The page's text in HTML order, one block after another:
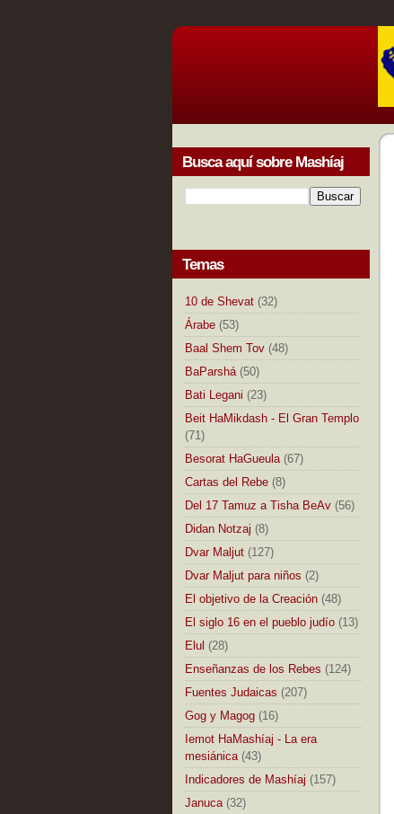
Busca aquí sobre Mashíaj
Temas
10 de Shevat (32)
Árabe (53)
Baal Shem Tov (48)
BaParshá (50)
Bati Legani (23)
Beit HaMikdash - El Gran Templo
(71)
Besorat HaGueula (67)
Cartas del Rebe (8)
Del 17 Tamuz a Tisha BeAv (56)
Didan Notzaj (8)
Dvar Maljut (127)
Dvar Maljut para niños (2)
El objetivo de la Creación (48)
El siglo 16 en el pueblo judío (13)
Elul (28)
Enseñanzas de los Rebes (124)
Fuentes Judaicas (207)
Gog y Magog (16)
Iemot HaMashíaj - La era
mesiánica (43)
Indicadores de Mashíaj (157)
Januca (32)